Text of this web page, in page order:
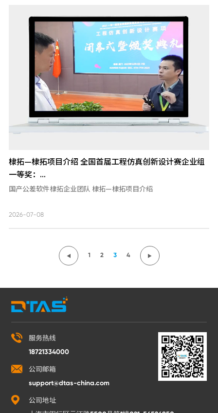
棣拓—棣拓项目介绍 全国首届工程仿真创新设计赛企业组
一等奖：...
国产公差软件棣拓企业团队 棣拓—棣拓项目介绍
2026-07-08
1 2 3 4
服务热线
18721334000
公司邮箱
support@dtas-china.com
公司地址